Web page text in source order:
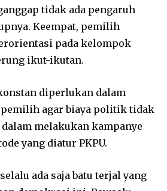
tidak ada pengaruh
Keempat, pemilih
pada kelompok
ikut-ikutan.
diperlukan dalam
agar biaya politik tidak
melakukan kampanye
yang diatur PKPU.
ada saja batu terjal yang